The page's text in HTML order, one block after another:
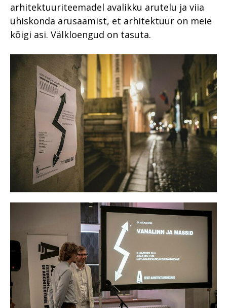
arhitektuuriteemadel avalikku arutelu ja viia
ühiskonda arusaamist, et arhitektuur on meie
kõigi asi. Välkloengud on tasuta.